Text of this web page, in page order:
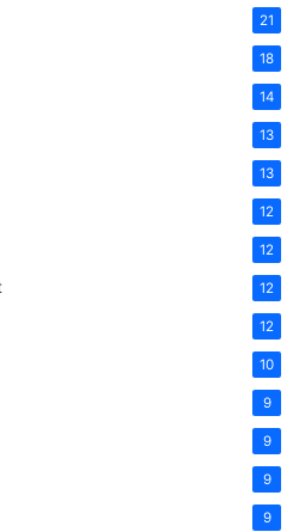
21
18
14
13
13
12
12
12
12
10
9
9
9
9